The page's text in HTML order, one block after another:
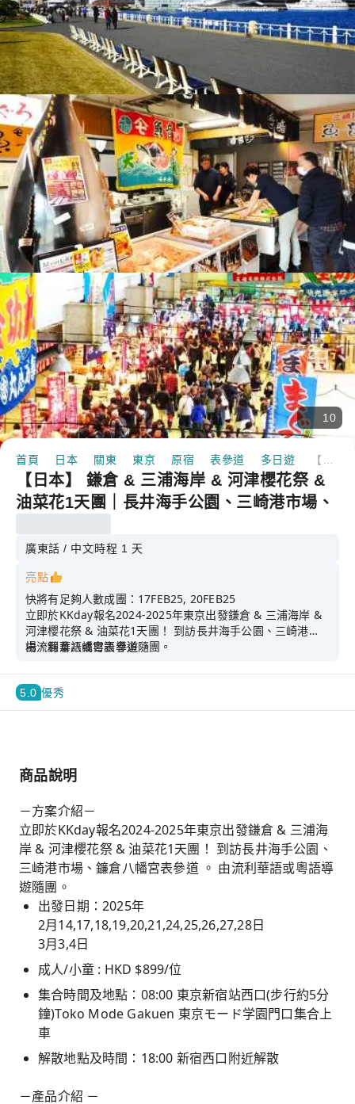
10
首頁 日本 關東 東京 原宿 表參道 多日遊
【日本】 鎌倉 & 三浦海岸 & 河津櫻花祭 &
油菜花1天團｜長井海手公園、三崎港市場、
廣東話 / 中文時程 1 天
亮點
快將有足夠人數成團：17FEB25, 20FEB25
立即於KKday報名2024-2025年東京出發鎌倉 & 三浦海岸 &
河津櫻花祭 & 油菜花1天團！ 到訪長井海手公園、三崎港市
場、鐮倉八幡宮表參道 。
由流利華語或粵語導遊隨團。
5.0 優秀
商品說明
－方案介紹－
立即於KKday報名2024-2025年東京出發鎌倉 & 三浦海
岸 & 河津櫻花祭 & 油菜花1天團！ 到訪長井海手公園、
三崎港市場、鐮倉八幡宮表參道 。 由流利華語或粵語導
遊隨團。
出發日期：2025年
2月14,17,18,19,20,21,24,25,26,27,28日
3月3,4日
成人/小童 : HKD $899/位
集合時間及地點：08:00 東京新宿站西口(步行約5分
鐘)Toko Mode Gakuen 東京モード学園門口集合上
車
解散地點及時間：18:00 新宿西口附近解散
－產品介紹 －